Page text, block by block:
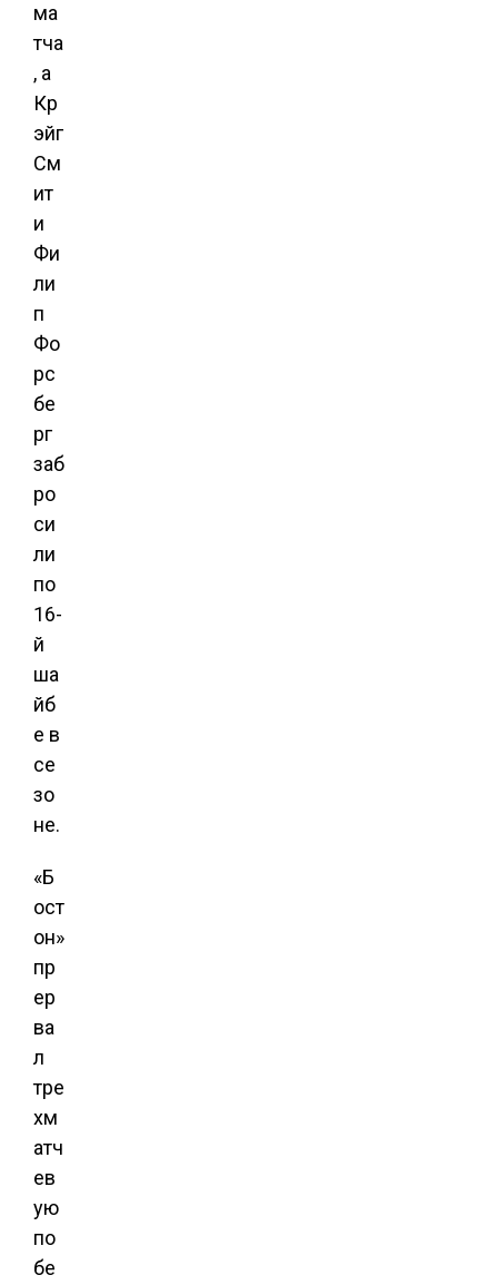
ма
тча
, а
Кр
эйг
См
ит
и
Фи
ли
п
Фо
рс
бе
рг
заб
ро
си
ли
по
16-
й
ша
йб
е в
се
зо
не.
«Б
ост
он»
пр
ер
ва
л
тре
хм
атч
ев
ую
по
бе